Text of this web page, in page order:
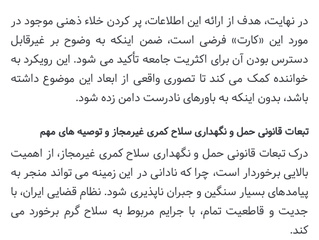
در نهایت، هدف از ارائه این اطلاعات، پر کردن خلاء ذهنی موجود در
مورد این «کارت» فرضی است، ضمن اینکه به وضوح بر غیرقابل
دسترس بودن آن برای اکثریت جامعه تأکید می شود. این رویکرد به
خواننده کمک می کند تا تصوری واقعی از ابعاد این موضوع داشته
باشد، بدون اینکه به باورهای نادرست دامن زده شود.
تبعات قانونی حمل و نگهداری سلاح کمری غیرمجاز و توصیه های مهم
درک تبعات قانونی حمل و نگهداری سلاح کمری غیرمجاز، از اهمیت
بالایی برخوردار است، چرا که نادانی در این زمینه می تواند منجر به
پیامدهای بسیار سنگین و جبران ناپذیری شود. نظام قضایی ایران، با
جدیت و قاطعیت تمام، با جرایم مربوط به سلاح گرم برخورد می
کند.